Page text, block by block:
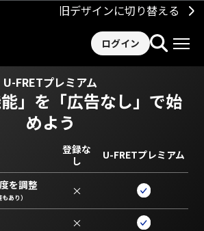
旧デザインに切り替える
ログイン
U-FRETプレミアム
」を 「広告なし」で始
めよう
登録な
し
U-FRETプレミアム
を調整
あり） ×
×